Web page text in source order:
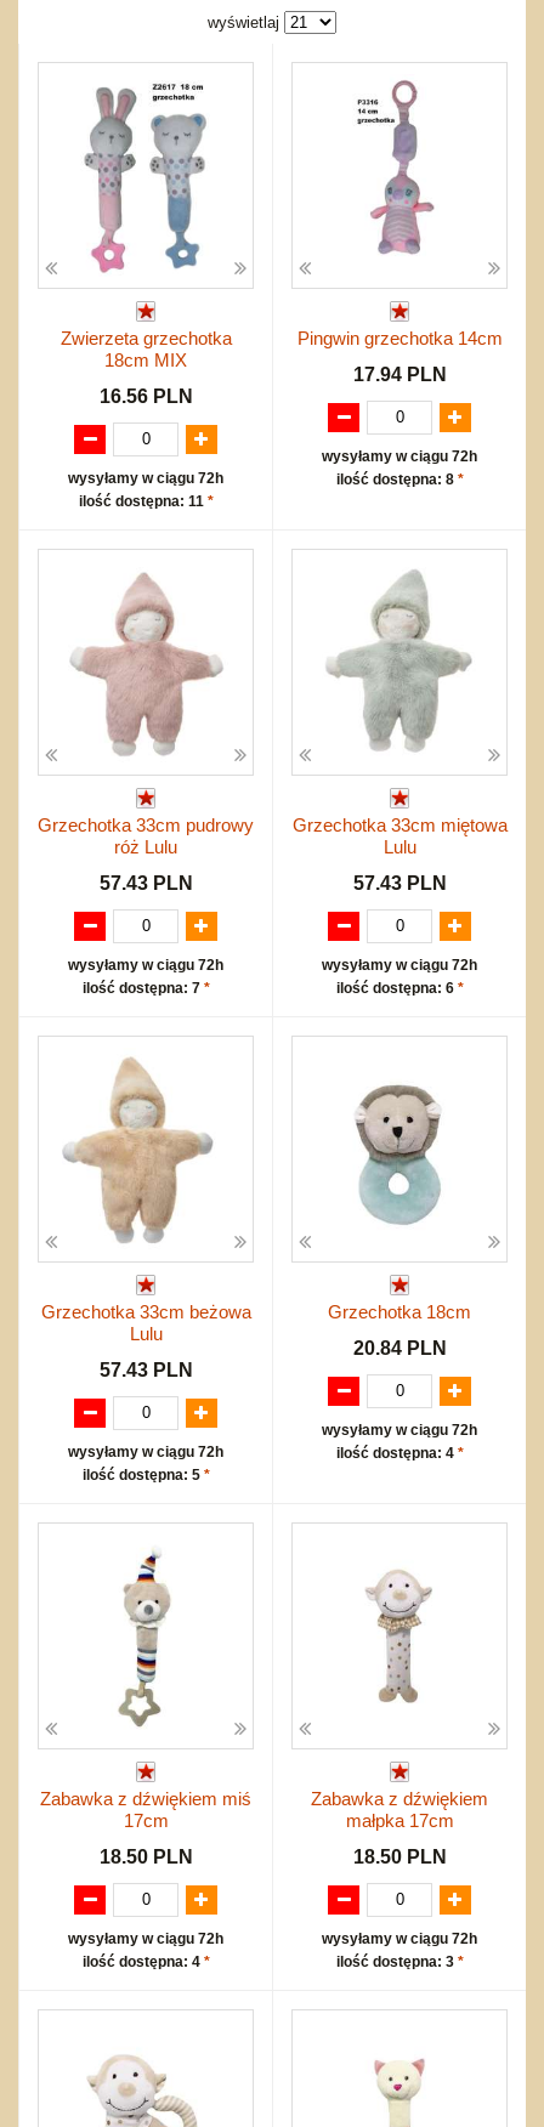
Inne
Bąki
Pojazdy
Inne
Promocje
Zakupy hurtowe
Koszty przesyłki
Regulamin
Kontakt
Mapa produktów
wyświetlaj
Zwierzeta grzechotka
18cm MIX
16.56 PLN
wysyłamy w ciągu 72h
ilość dostępna: 11 *
Pingwin grzechotka 14cm
17.94 PLN
wysyłamy w ciągu 72h
ilość dostępna: 8 *
Grzechotka 33cm pudrowy
róż Lulu
57.43 PLN
wysyłamy w ciągu 72h
ilość dostępna: 7 *
Grzechotka 33cm miętowa
Lulu
57.43 PLN
wysyłamy w ciągu 72h
ilość dostępna: 6 *
Grzechotka 33cm beżowa
Lulu
57.43 PLN
wysyłamy w ciągu 72h
ilość dostępna: 5 *
Grzechotka 18cm
20.84 PLN
wysyłamy w ciągu 72h
ilość dostępna: 4 *
Zabawka z dźwiękiem miś
17cm
18.50 PLN
wysyłamy w ciągu 72h
ilość dostępna: 4 *
Zabawka z dźwiękiem
małpka 17cm
18.50 PLN
wysyłamy w ciągu 72h
ilość dostępna: 3 *